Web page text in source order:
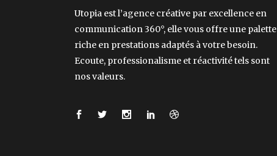
Utopia est l’agence créative par excellence en
communication 360°, elle vous offre une palette
riche en prestations adaptés à votre besoin.
Ecoute, professionalisme et réactivité tels sont
nos valeurs.